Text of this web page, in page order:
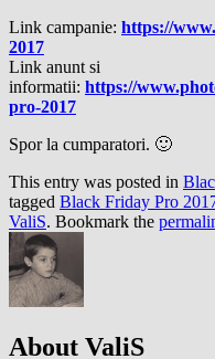
Link campanie: https://
2017
Link anunt si
informatii: https://
pro-2017
Spor la cumparatori. 🙂
This entry was posted in
tagged Black Friday Pro
ValiS. Bookmark the
About ValiS